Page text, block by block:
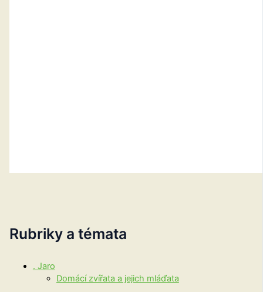
Rubriky a témata
. Jaro
Domácí zvířata a jejich mláďata